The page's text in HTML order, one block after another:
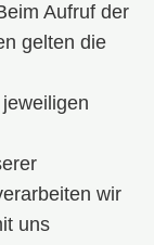
Aufruf der
gelten die
wir
uns